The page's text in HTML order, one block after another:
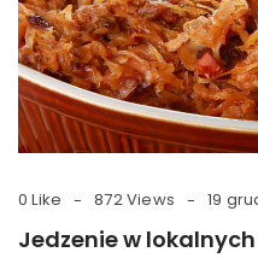
0 Like 872 Views 19
Jedzenie w